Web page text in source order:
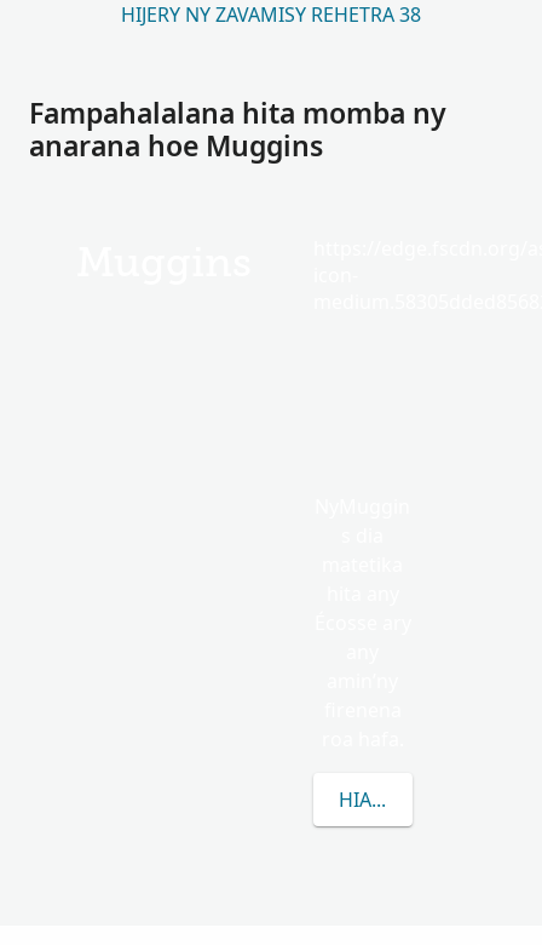
HIJERY NY ZAVAMISY REHETRA 38
Fampahalalana hita momba ny
anarana hoe Muggins
HIANATRA MISIMISY